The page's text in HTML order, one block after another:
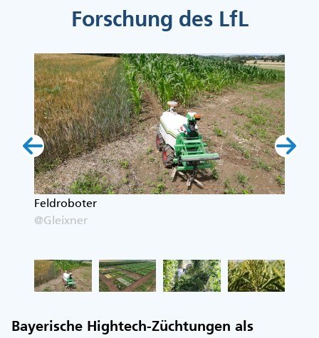
Forschung des LfL
Feldroboter
@Gleixner
Bayerische Hightech-Züchtungen als